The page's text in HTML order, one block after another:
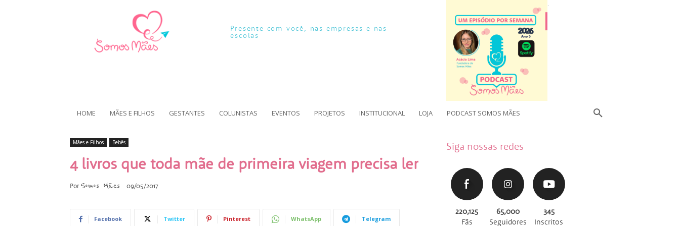
Presente com você, nas empresas e nas
escolas
.
HOME MÃES E FILHOS GESTANTES COLUNISTAS EVENTOS PROJETOS INSTITUCIONAL LOJA PODCAST SOMOS MÃES
Mães e Filhos Bebês
4 livros que toda mãe de primeira viagem precisa ler
Por Somos Mães 09/05/2017
Facebook Twitter Pinterest WhatsApp Telegram
Siga nossas redes
220,125
Fãs
65,000
Seguidores
345
Inscritos